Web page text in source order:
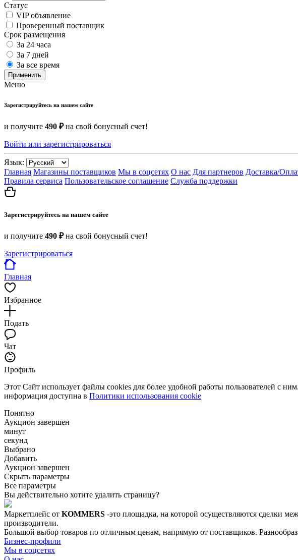
Статус
VIP объявление
Проверенный поставщик
Срок размещения
За 24 часа
За 7 дней
За все время
Применить
Меню
Зарегистрируйтесь на нашем сайте
и получите 490 ₽на свой бонусный счет!
Войти или зарегистрироваться
Язык:
Главная Магазины поставщиков Мы в соцсетях О нас Для партнеров Доставка/
Правила сервиса Пользовательское соглашение Служба поддержки
Зарегистрируйтесь на нашем сайте
и получите 490 ₽на свой бонусный счет!
Зарегистрироваться
Главная
Избранное
Подать
Чат
Профиль
Этот Сайт использует файлы cookies для более удобной работы пользователей с
информация доступна в Политики использования cookie
Понятно
Аукцион завершен
минут
секунд
Выбрано
Добавить
Аукцион завершен
Скрыть параметры
Все параметры
Вы действительно хотите удалить страницу?
Маркетплейс от KOMMERS -это площадка, на которой осуществляются сделки
производители.
Большой выбор товаров по отличным ценам, напрямую от поставщиков.
Бизнес-профили
Мы в соцсетях